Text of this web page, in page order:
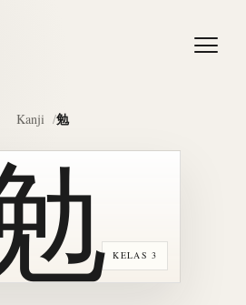
Kanji 勉
KELAS 3